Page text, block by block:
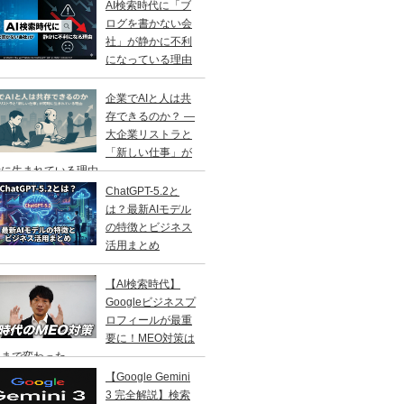
AI検索時代に「ブ
ログを書かない会
社」が静かに不利
になっている理由
企業でAIと人は共
存できるのか？ ―
大企業リストラと
「新しい仕事」が
生まれている理由 ―
ChatGPT-5.2と
は？最新AIモデル
の特徴とビジネス
活用まとめ
【AI検索時代】
Googleビジネスプ
ロフィールが最重
要に！MEO対策は
で変わった
【Google Gemini
3 完全解説】検索